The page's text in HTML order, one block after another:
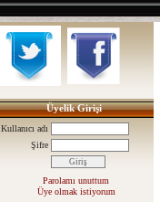
Üyelik Girişi
Kullanıcı adı
Şifre
Parolamı unuttum
Üye olmak istiyorum